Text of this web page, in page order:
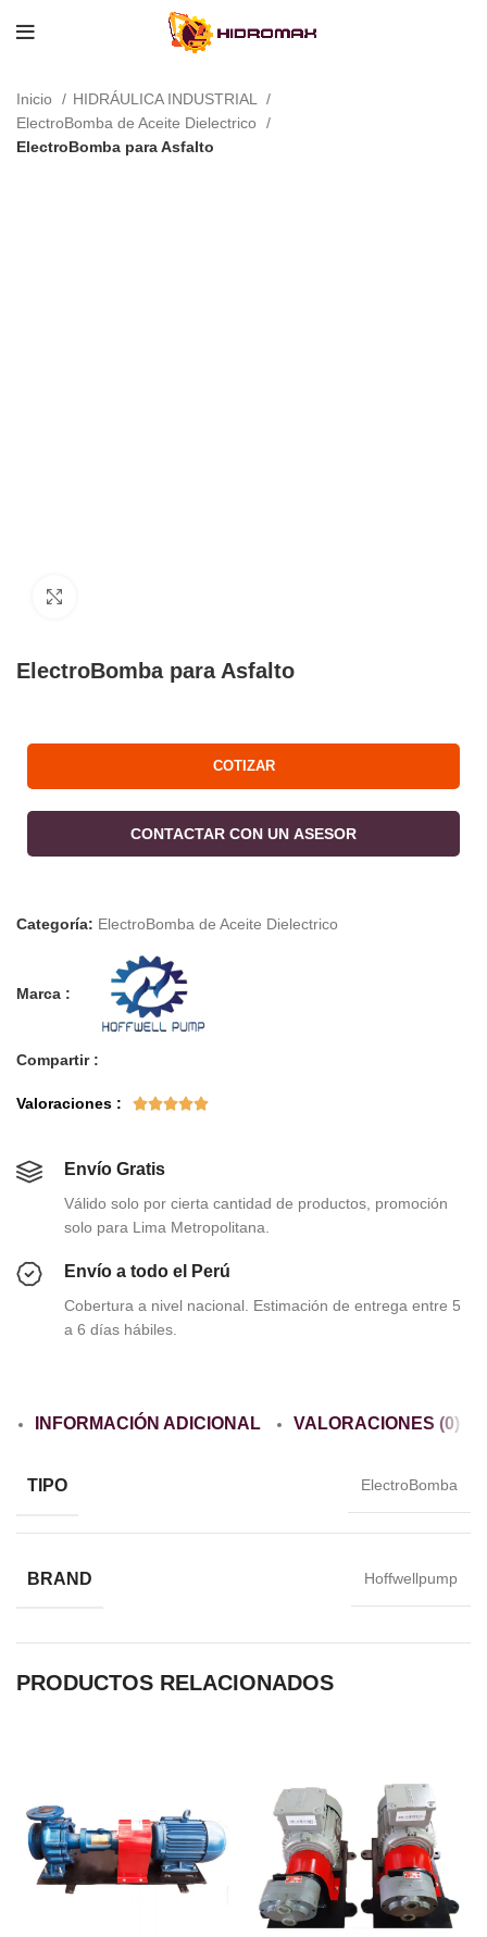
Inicio
HIDRÁULICA INDUSTRIAL
ElectroBomba de Aceite Dielectrico
ElectroBomba para Asfalto
ElectroBomba para Asfalto
COTIZAR
CONTACTAR CON UN ASESOR
Categoría: ElectroBomba de Aceite Dielectrico
Marca :
Compartir :
Valoraciones : 
Envío Gratis
Válido solo por cierta cantidad de productos, promoción
solo para Lima Metropolitana.
Envío a todo el Perú
Cobertura a nivel nacional. Estimación de entrega entre 5
a 6 días hábiles.
INFORMACIÓN ADICIONAL VALORACIONES (0)
TIPO ElectroBomba
BRAND Hoffwellpump
PRODUCTOS RELACIONADOS